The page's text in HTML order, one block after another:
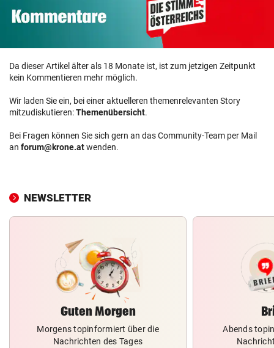
Da dieser Artikel älter als 18 Monate ist, ist zum jetzigen Zeitpunkt
kein Kommentieren mehr möglich.
Wir laden Sie ein, bei einer aktuelleren themenrelevanten Story
mitzudiskutieren:Themenübersicht.
Bei Fragen können Sie sich gern an das Community-Team per Mail
an forum@krone.atwenden.
NEWSLETTER
Guten Morgen
Morgens topinformiert über die
Nachrichten des Tages
Abends